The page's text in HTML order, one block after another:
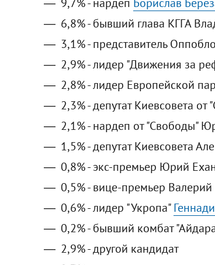
6,8% - бывший глава КГГА
3,1% - представитель
2,9% - лидер "Движения за
2,8% - лидер Европейской
2,3% - депутат Киевсовета
2,1% - нардеп от "Свободы"
1,5% - депутат Киевсовета
0,8% - экс-премьер Юрий
0,5% - вице-премьер
0,6% - лидер "Укропа"
0,2% - бывший комбат
2,9% - другой кандидат